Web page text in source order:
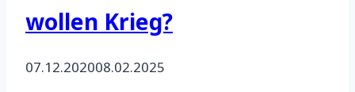
wollen Krieg?
07.12.202008.02.2025